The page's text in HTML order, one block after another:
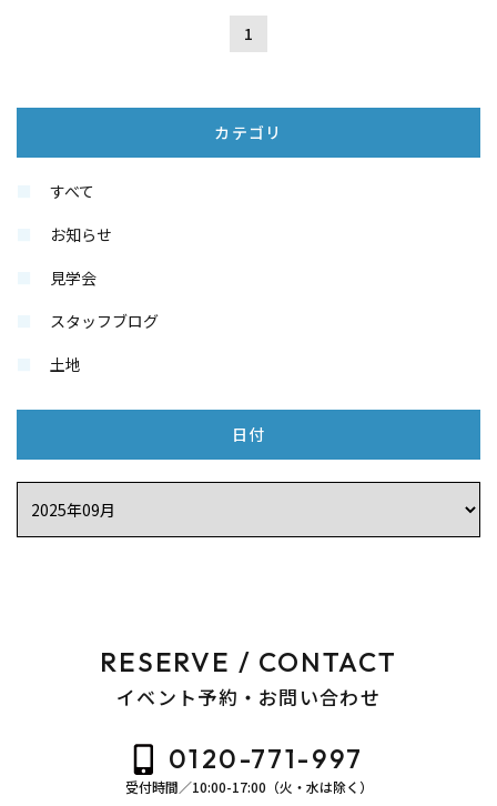
1
カテゴリ
すべて
お知らせ
見学会
スタッフブログ
土地
日付
RESERVE / CONTACT
イベント予約・お問い合わせ
0120-771-997
受付時間／10:00-17:00（火・水は除く）